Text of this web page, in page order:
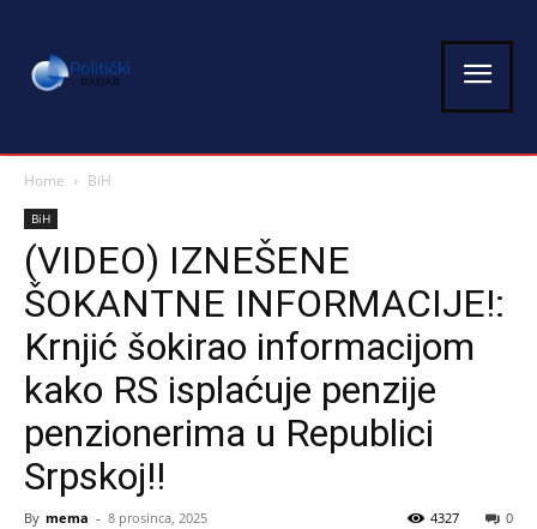
Home BiH
BiH
(VIDEO) IZNEŠENE
ŠOKANTNE INFORMACIJE!:
Krnjić šokirao informacijom
kako RS isplaćuje penzije
penzionerima u Republici
Srpskoj!!
By mema - 8 prosinca, 2025 0
4327